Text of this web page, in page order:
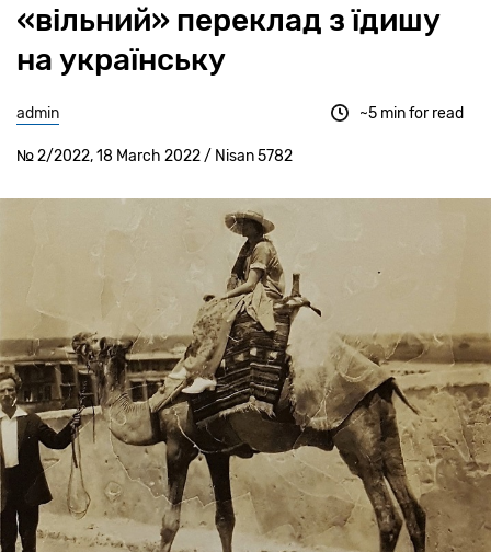
«вільний» переклад з їдишу
на українську
admin
№ 2/2022, 18 March 2022 / Nisan 5782
~5 min for read